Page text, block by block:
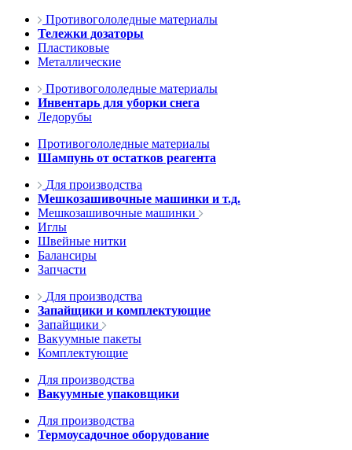
Противогололедные материалы
Тележки дозаторы
Пластиковые
Металлические
Противогололедные материалы
Инвентарь для уборки снега
Ледорубы
Противогололедные материалы
Шампунь от остатков реагента
Для производства
Мешкозашивочные машинки и т.д.
Мешкозашивочные машинки
Иглы
Швейные нитки
Балансиры
Запчасти
Для производства
Запайщики и комплектующие
Запайщики
Вакуумные пакеты
Комплектующие
Для производства
Вакуумные упаковщики
Для производства
Термоусадочное оборудование